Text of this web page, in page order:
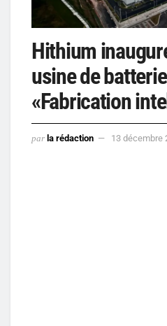
Hithium
usine de
«Fabrication
par la rédaction 13 décembre